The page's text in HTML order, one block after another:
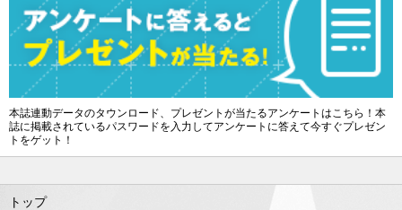
本誌連動データのタウンロード、プレゼントが当たるアンケートはこちら！本
誌に掲載されているパスワードを入力してアンケートに答えて今すぐプレゼン
トをゲット！
トップ